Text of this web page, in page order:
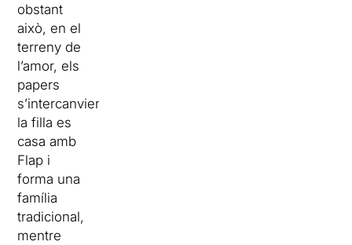
obstant
això, en el
terreny de
l’amor, els
papers
s’intercanvien,
la filla es
casa amb
Flap i
forma una
família
tradicional,
mentre